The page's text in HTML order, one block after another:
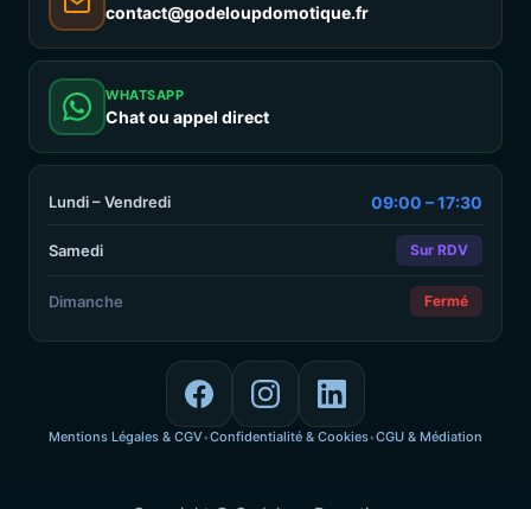
contact@godeloupdomotique.fr
WHATSAPP
Chat ou appel direct
Lundi – Vendredi 09:00 – 17:30
Samedi Sur RDV
Dimanche Fermé
Mentions Légales & CGV•Confidentialité & Cookies•CGU & Médiation